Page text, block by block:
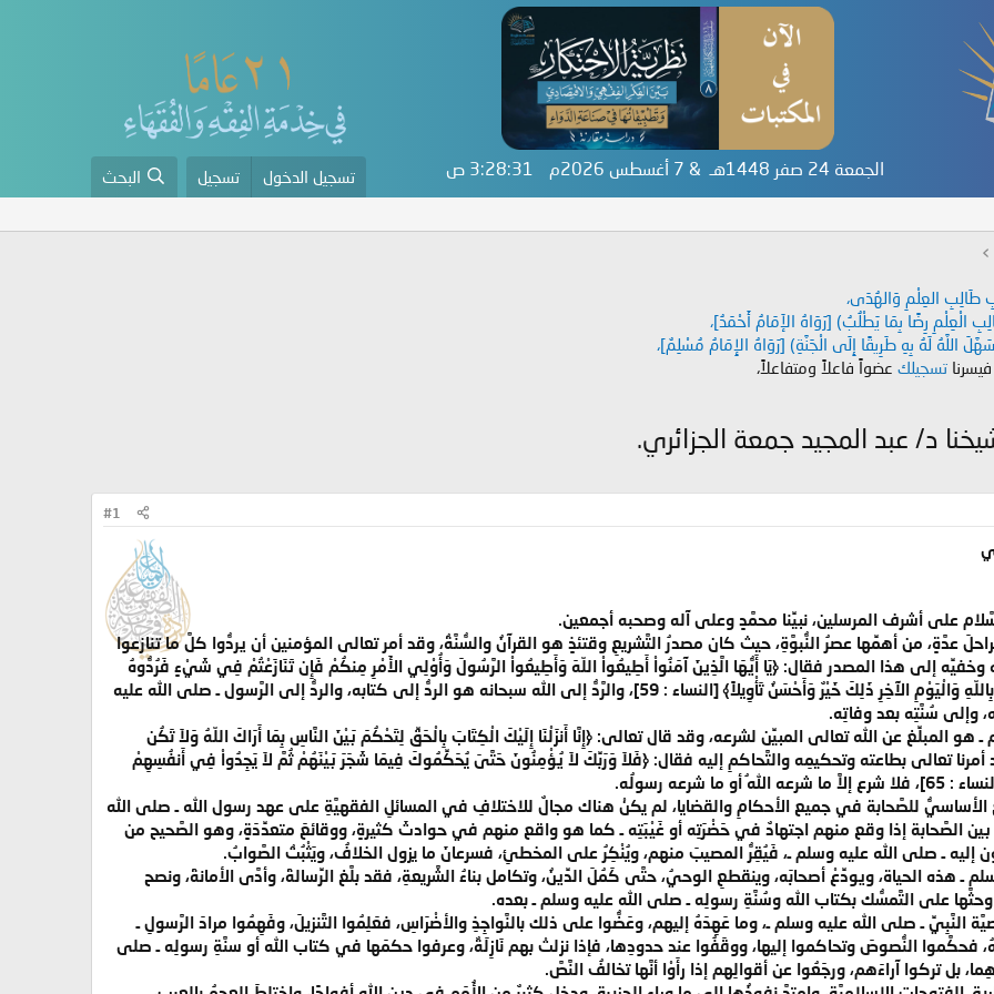
الجمعة 24 صفر 1448هـ & 7 أغسطس 2026م 3:28:32 ص تسجيل الدخول تسجيل البحث
طَالِبِ العِلْمِ وَالهُدَى،
الْعِلْمِ رِضًا بِمَا يَطْلُبُ) [رَوَاهُ الإَمَامُ أَحْمَدُ]،
اللَّهُ لَهُ بِهِ طَرِيقًا إِلَى الْجَنَّةِ) [رَوَاهُ الإِمَامُ مُسْلِمٌ]،
تسجيلك عضواً فاعلاً ومتفاعلاً،
د/ عبد المجيد جمعة الجزائري.
#1
على أشرف المرسلين، نبيِّنا محمَّدٍ وعلى آله وصحبه أجمعين.
عدَّةٍ، من أهمِّها عصرُ النُّبوَّةِ، حيث كان مصدرُ التَّشريعِ وقتئذٍ هو القرآنُ والسُّنَّةُ، وقد أمر تعالى المؤمنين أن يردُّوا كلَّ ما تنازعوا
إلى هذا المصدر فقال: ﴿يَا أَيُّهَا الَّذِينَ آمَنُواْ أَطِيعُواْ اللّهَ وَأَطِيعُواْ الرَّسُولَ وَأُوْلِي الأَمْرِ مِنكُمْ فَإِن تَنَازَعْتُمْ فِي شَيْءٍ فَرُدُّوهُ
إِلَى اللّهِ وَالرَّسُولِ إِن كُنتُمْ تُؤْمِنُونَ بِاللّهِ وَالْيَوْمِ الآخِرِ ذَلِكَ خَيْرٌ وَأَحْسَنُ تَأْوِيلاً﴾ [النساء : 59]، والرَّدُّ إلى الله سبحانه هو الردُّ إلى كتابه، والردُّ إلى الرَّسول ـ صلى الله عليه
وإلى سُنَّتِه بعد وفاتِه.
المبلِّغ عن الله تعالى المبيِّن لشرعه، وقد قال تعالى: ﴿إِنَّا أَنزَلْنَا إِلَيْكَ الْكِتَابَ بِالْحَقِّ لِتَحْكُمَ بَيْنَ النَّاسِ بِمَا أَرَاكَ اللّهُ وَلاَ تَكُن
خَصِيماً﴾ [النساء : 105]، وقد أمرنا تعالى بطاعته وتحكيمِه والتَّحاكمِ إليه فقال: ﴿فَلاَ وَرَبِّكَ لاَ يُؤْمِنُونَ حَتَّىَ يُحَكِّمُوكَ فِيمَا شَجَرَ بَيْنَهُمْ ثُمَّ لاَ يَجِدُواْ فِي أَنفُسِهِمْ
شرعه رسولُه.
الأساسيُّ للصَّحابة في جميع الأحكامِ والقضايا، لم يكنْ هناك مجالٌ للاختلافِ في المسائلِ الفقهيَّةِ على عهد رسول الله ـ صلى الله
الصَّحابة إذا وقع منهم اجتهادٌ في حَضْرَتِه أو غَيْبَتِه ـ كما هو واقع منهم في حوادثَ كثيرةٍ، ووقائعَ متعدِّدَةٍ، وهو الصَّحيح من
إليه ـ صلى الله عليه وسلم ـ، فَيُقِرُّ المصيبَ منهم، ويُنْكِرُ على المخطئِ، فسرعانَ ما يزول الخلافُ، ويَثْبُتُ الصَّوابُ.
ـ هذه الحياة، ويودِّعْ أصحابَه، وينقطعِ الوحيُ، حتَّى كَمُلَ الدِّينُ، وتكامل بناءُ الشَّريعةِ، فقد بلَّغ الرِّسالةَ، وأدَّى الأمانةَ، ونصح
وحثَّها على التَّمسُّك بكتاب الله وسُنَّةِ رسولِه ـ صلى الله عليه وسلم ـ بعده.
النَّبِيِّ ـ صلى الله عليه وسلم ـ، وما عَهِدَهُ إليهم، وعَضُّوا على ذلك بالنَّواجِذِ والأضْرَاسِ، فعَلِمُوا التَّنزيلَ، وفَهِمُوا مرادَ الرَّسولِ ـ
فحكَّموا النُّصوصَ وتحاكموا إليها، ووقَفُوا عند حدودِها، فإذا نزلتْ بهم نَازِلَةٌ، وعرفوا حكمَها في كتاب الله أو سنَّةِ رسولِه ـ صلى
بل تركوا آراءَهم، ورجَعُوا عن أقوالِهم إذا رأَوْا أنَّها تخالفُ النَّصَّ.